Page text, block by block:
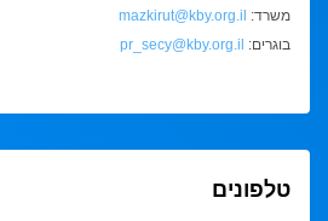
משרד: mazkirut@kby.org.il
בוגרים: pr_secy@kby.org.il
טלפונים